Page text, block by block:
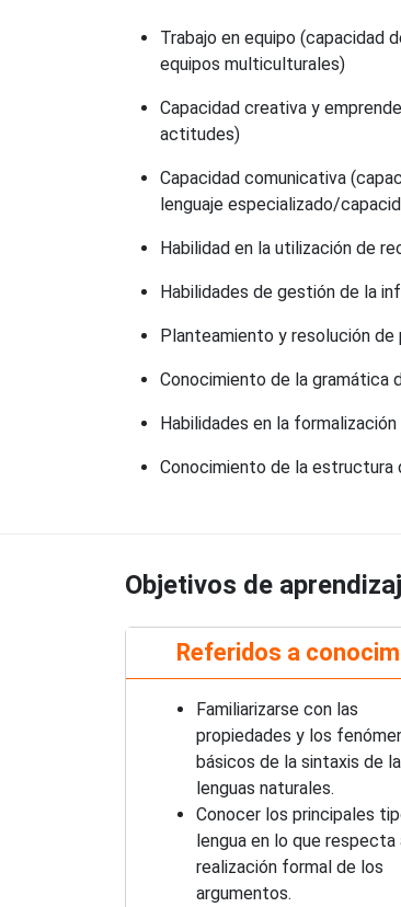
Trabajo en equipo (capacidad
equipos multiculturales)
Capacidad creativa y
actitudes)
Capacidad comunicativa
lenguaje especializado/
Habilidad en la utilización de
Habilidades de gestión de la
Planteamiento y resolución
Conocimiento de la gramática
Habilidades en la
Conocimiento de la estructura
Objetivos de
Referidos a
Familiarizarse con las
propiedades y los
básicos de la sintaxis de
lenguas naturales.
Conocer los principales
lengua en lo que respecta
realización formal de los
argumentos.